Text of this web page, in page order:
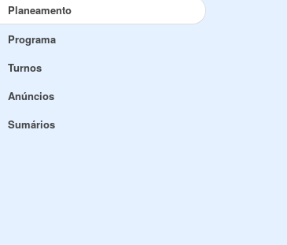
Planeamento
Programa
Turnos
Anúncios
Sumários